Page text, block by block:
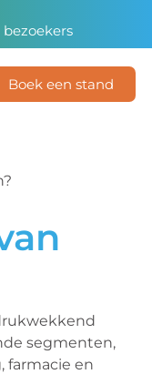
bezoekers
Boek een stand
segmenten,
farmacie en